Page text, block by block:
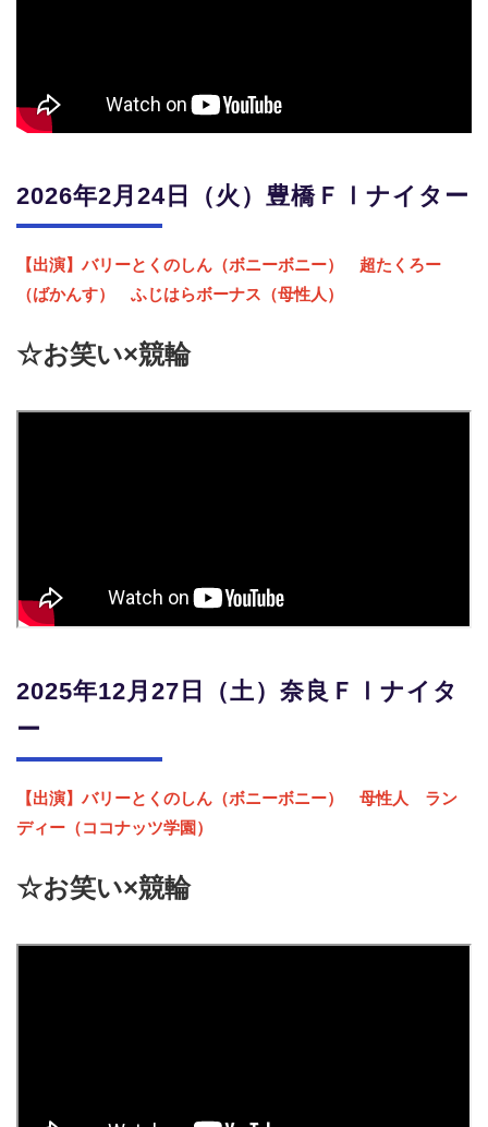
2026年2月24日（火） 豊橋ＦⅠナイター
【出演】バリーとくのしん（ボニーボニー） 超たくろー
（ばかんす） ふじはらボーナス（母性人）
☆お笑い×競輪
2025年12月27日（土）奈良ＦⅠナイタ
ー
【出演】バリーとくのしん（ボニーボニー） 母性人 ラン
ディー（ココナッツ学園）
☆お笑い×競輪